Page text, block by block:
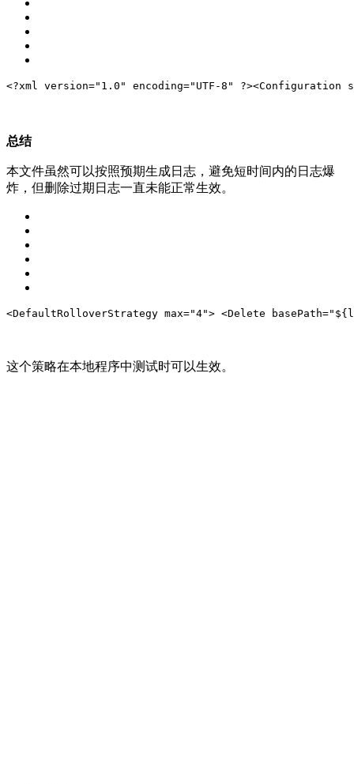
<?xml version="1.0" encoding="UTF-8" ?><Configuration
总结
本文件虽然可以按照预期生成日志，避免短时间内的日志爆
炸，但删除过期日志一直未能正常生效。
<DefaultRolloverStrategy max="4"> <Delete basePath=
这个策略在本地程序中测试时可以生效。